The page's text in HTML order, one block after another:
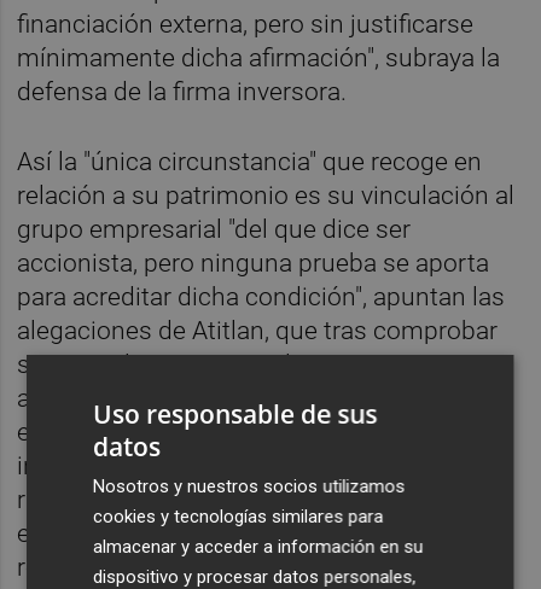
financiación externa, pero sin justificarse
mínimamente dicha afirmación", subraya la
defensa de la firma inversora.
Así la "única circunstancia" que recoge en
relación a su patrimonio es su vinculación al
grupo empresarial "del que dice ser
accionista, pero ninguna prueba se aporta
para acreditar dicha condición", apuntan las
alegaciones de Atitlan, que tras comprobar
sus vinculaciones, concluye que no es
administrador ni apoderado de ninguna
empresa del grupo en cuestión. Sí lo es,
insiste, de una decena de empresas
radicadas en Murcia, de las cuales ocho
estarían cerradas y las otras dos son de
reciente creación.
Uso responsable de sus
datos
Nosotros y nuestros socios utilizamos
cookies y tecnologías similares para
almacenar y acceder a información en su
dispositivo y procesar datos personales,